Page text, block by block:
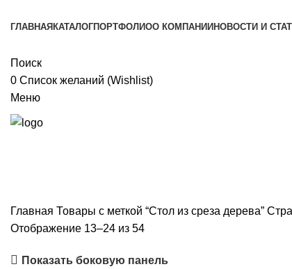
ГЛАВНАЯ КАТАЛОГПОРТФОЛИОО КОМПАНИИ НОВОСТИ И
Поиск
0 Список желаний (Wishlist)
Меню
Главная Товары с меткой “Стол из среза дерева”
Отображение 13–24 из 54Сортировка:
рейтингу
Показать боковую панель